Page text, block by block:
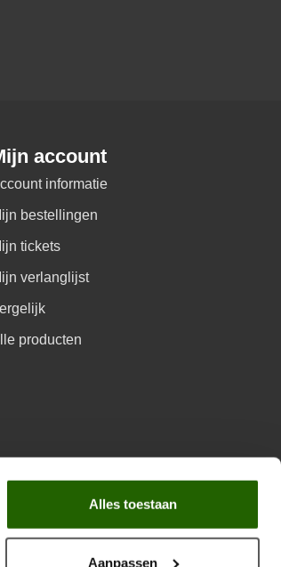
Alles toestaan
Aanpassen
account
informatie
bestellingen
tickets
verlanglijst
producten